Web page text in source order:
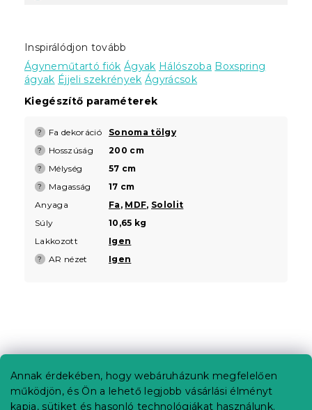
Annak érdekében, hogy webáruházunk megfelelően
működjön, és Ön a lehető legjobb vásárlási élményt
kapja, sütiket és hasonló technológiákat használunk.
Inspirálódjon tovább
Ágyneműtartó fiók Ágyak Hálószoba Boxspring
ágyak Éjjeli szekrények Ágyrácsok
Kiegészítő paraméterek
? Fa dekoráció Sonoma tölgy
? Hosszúság 200 cm
? Mélység 57 cm
? Magasság
17 cm
Anyaga
Fa , MDF, Sololit
Súly
10,65 kg
Lakkozott
Igen
? AR nézet Igen
á
Információ az Ön számára
Rendelés követése